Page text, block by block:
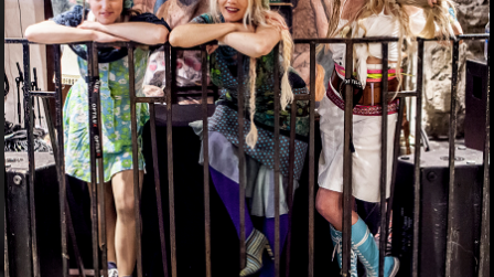
Nyheter
Videoer
Konserter
Sol
Heilo